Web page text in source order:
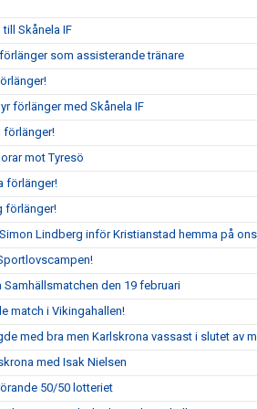
Skånela IF
som assisterande tränare
förlänger med Skånela IF
förlänger!
mot Tyresö
förlänger!
förlänger!
Lindberg inför Kristianstad hemma på
Samhällsmatchen den 19 februari
match i Vikingahallen!
med bra men Karlskrona vassast i slutet av
med Isak Nielsen
50/50 lotteriet